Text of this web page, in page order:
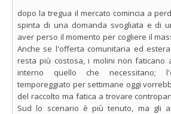
dopo la tregua il mercato comincia a
spinta di una domanda svogliata e di
aver perso il momento per cogliere il
Anche se l'offerta comunitaria ed
resta più costosa, i molini non faticano
interno quello che necessitano;
temporeggiato per settimane oggi
del raccolto ma fatica a trovare
Sud lo scenario è più tenuto, ma gli